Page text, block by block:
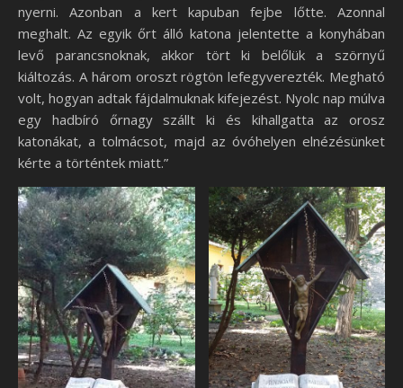
nyerni. Azonban a kert kapuban fejbe lőtte. Azonnal
meghalt. Az egyik őrt álló katona jelentette a konyhában
levő parancsnoknak, akkor tört ki belőlük a szörnyű
kiáltozás. A három oroszt rögtön lefegyverezték. Megható
volt, hogyan adtak fájdalmuknak kifejezést. Nyolc nap múlva
egy hadbíró őrnagy szállt ki és kihallgatta az orosz
katonákat, a tolmácsot, majd az óvóhelyen elnézésünket
kérte a történtek miatt.”